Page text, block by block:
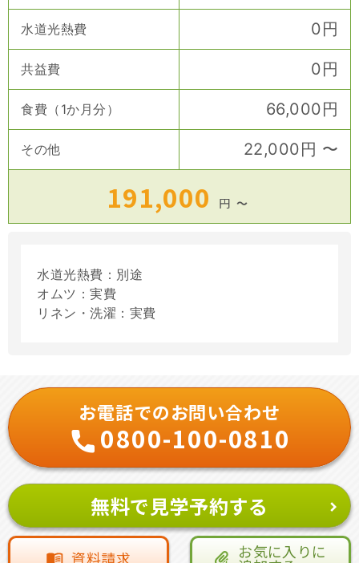
水道光熱費 0円
共益費 0円
食費（1か月分） 66,000円
その他 22,000円 〜
191,000 円 〜
水道光熱費：別途
オムツ：実費
リネン・洗濯：実費
お電話でのお問い合わせ
0800-100-0810
無料で見学予約する
資料請求 お気に入りに